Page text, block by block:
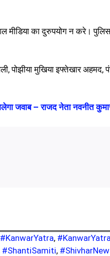
मीडिया का दुरुपयोग न करे।
पोझीया मुखिया इफ्तेखार अहमद,
जवाब – राजद नेता नवनीत
#KanwarYatra,
#ShantiSamiti,